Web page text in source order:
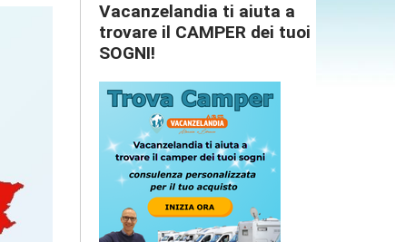
Vacanzelandia ti aiuta a
trovare il CAMPER dei tuoi
SOGNI!